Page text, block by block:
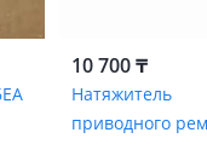
10 700 ₸
Натяжитель
приводного